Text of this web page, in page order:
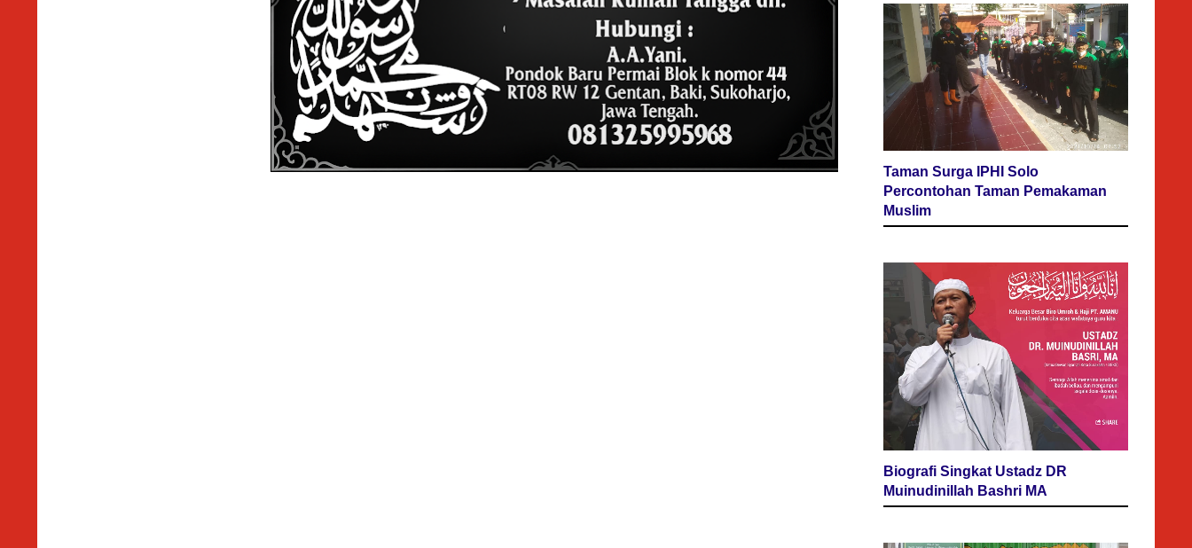
Taman Surga IPHI Solo
Percontohan Taman Pemakaman
Muslim
Biografi Singkat Ustadz DR
Muinudinillah Bashri MA